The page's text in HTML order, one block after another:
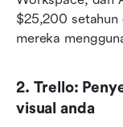
$25,200 setahun
mereka
2. Trello:
visual anda